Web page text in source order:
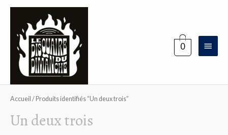
Menu
0
Accueil / Produits identifiés “Un deux trois”
Un deux trois